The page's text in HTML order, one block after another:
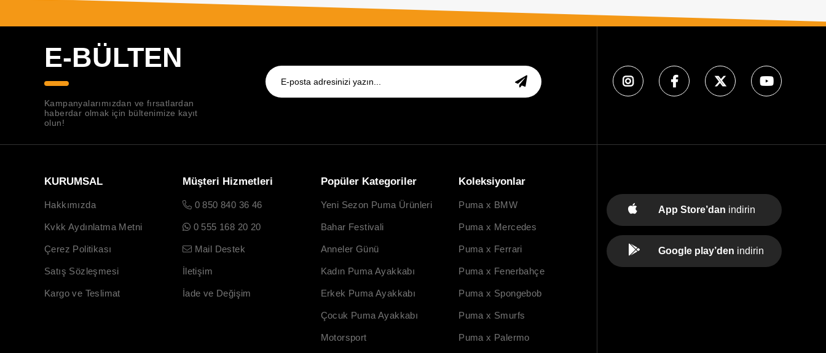
E-BÜLTEN
Kampanyalarımızdan ve fırsatlardan
haberdar olmak için bültenimize kayıt
olun!
KURUMSAL
Hakkımızda
Kvkk Aydınlatma Metni
Çerez Politikası
Satış Sözleşmesi
Kargo ve Teslimat
Müşteri Hizmetleri
0 850 840 36 46
0 555 168 20 20
Mail Destek
İletişim
İade ve Değişim
Popüler Kategoriler
Yeni Sezon Puma Ürünleri
Bahar Festivali
Anneler Günü
Kadın Puma Ayakkabı
Erkek Puma Ayakkabı
Çocuk Puma Ayakkabı
Motorsport
Koleksiyonlar
Puma x BMW
Puma x Mercedes
Puma x Ferrari
Puma x Fenerbahçe
Puma x Spongebob
Puma x Smurfs
Puma x Palermo
App Store’dan indirin
Google play’den indirin